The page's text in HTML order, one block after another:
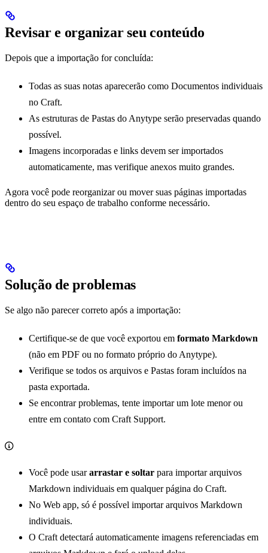
Revisar e organizar seu conteúdo
Depois que a importação for concluída:
Todas as suas notas aparecerão como Documentos individuais
no Craft.
As estruturas de Pastas do Anytype serão preservadas quando
possível.
Imagens incorporadas e links devem ser importados
automaticamente, mas verifique anexos muito grandes.
Agora você pode reorganizar ou mover suas páginas importadas
dentro do seu espaço de trabalho conforme necessário.
Solução de problemas
Se algo não parecer correto após a importação:
Certifique-se de que você exportou em formato Markdown
(não em PDF ou no formato próprio do Anytype).
Verifique se todos os arquivos e Pastas foram incluídos na
pasta exportada.
Se encontrar problemas, tente importar um lote menor ou
entre em contato com Craft Support.
Você pode usararrastar e soltar para importar arquivos
Markdown individuais em qualquer página do Craft.
No Web app, só é possível importar arquivos Markdown
individuais.
O Craft detectará automaticamente imagens referenciadas em